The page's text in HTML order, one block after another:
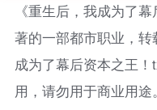
《重生后，我成为了
著的一部都市职业，
成为了幕后资本之王
用，请勿用于商业用途